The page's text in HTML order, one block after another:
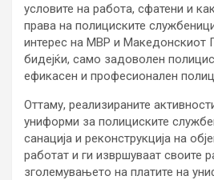
условите на работа, сфатени и
права на полициските
интерес на МВР и Македонскиот
бидејќи, само задоволен
ефикасен и професионален
Оттаму, реализираните
униформи за полициските
санација и реконструкција на
работат и ги извршуваат своите
зголемувањето на платите на